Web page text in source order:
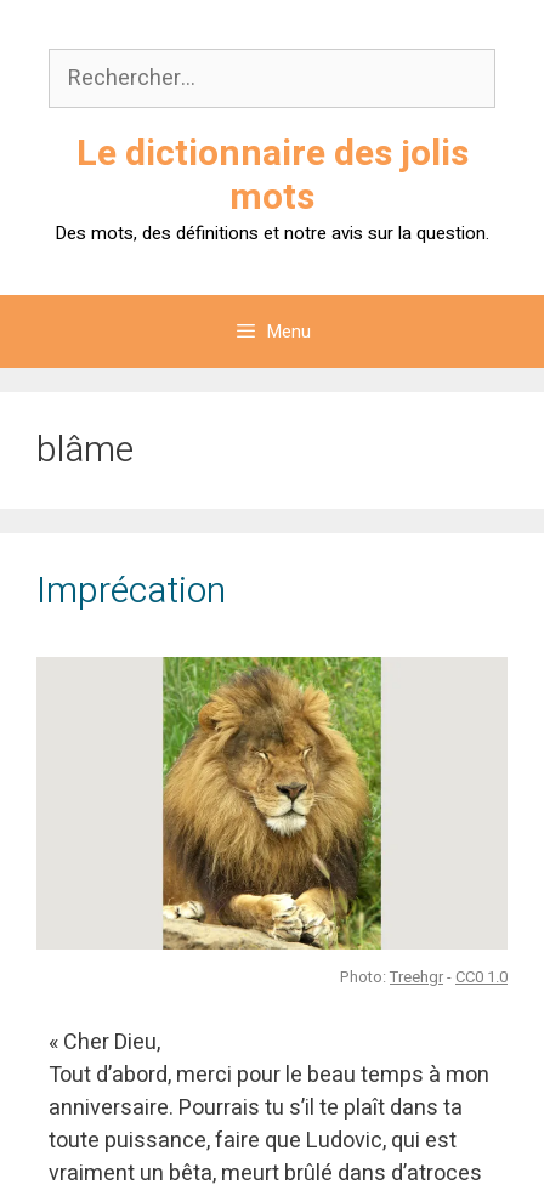
contenu
Rechercher :
Le dictionnaire des jolis
mots
Des mots, des définitions et notre avis sur la question.
Menu
blâme
Imprécation
Photo: Treehgr- CC0 1.0
« Cher Dieu,
Tout d’abord, merci pour le beau temps à mon
anniversaire. Pourrais tu s’il te plaît dans ta
toute puissance, faire que Ludovic, qui est
vraiment un bêta, meurt brûlé dans d’atroces